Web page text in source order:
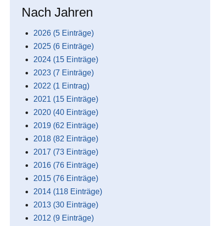
Nach Jahren
2026 (5 Einträge)
2025 (6 Einträge)
2024 (15 Einträge)
2023 (7 Einträge)
2022 (1 Eintrag)
2021 (15 Einträge)
2020 (40 Einträge)
2019 (62 Einträge)
2018 (82 Einträge)
2017 (73 Einträge)
2016 (76 Einträge)
2015 (76 Einträge)
2014 (118 Einträge)
2013 (30 Einträge)
2012 (9 Einträge)